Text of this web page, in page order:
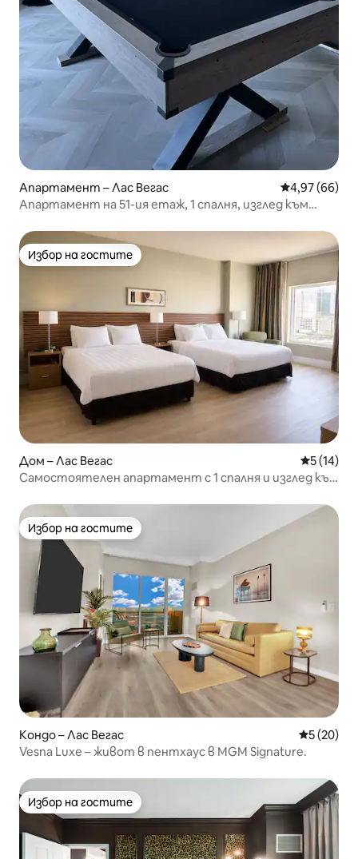
Апартамент – Лас Вегас Средна
4,97 (66)
Апартамент на 51-ия етаж, 1 спалня, изглед към
Избор на гостите
Избор на гостите
Дом – Лас Вегас Средна
5 (14)
Самостоятелен апартамент с 1 спалня и изглед към
Избор на гостите
Избор на гостите
Кондо – Лас Вегас Средна
5 (20)
Vesna Luxe – живот в пентхаус в MGM Signature.
Избор на гостите
Избор на гостите